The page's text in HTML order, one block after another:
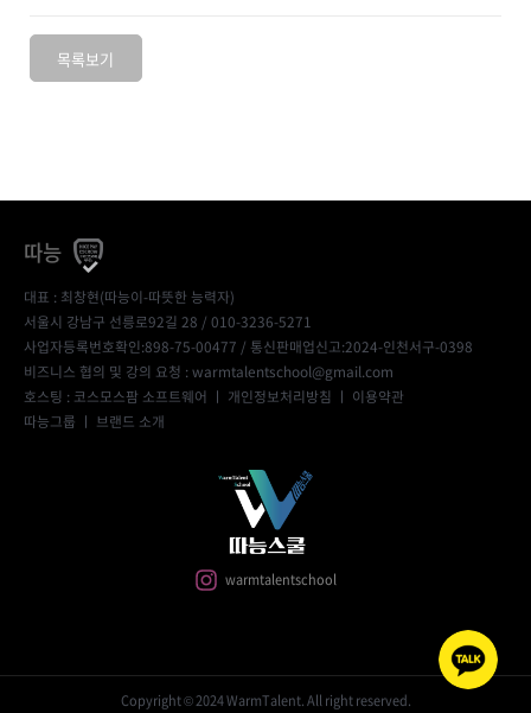
목록보기
따능
대표 : 최창현(따능이-따뜻한 능력자)
서울시 강남구 선릉로92길 28 / 010-3236-5271
사업자등록번호확인:898-75-00477 / 통신판매업신고:2024-인천서구-0398
비즈니스 협의 및 강의 요청 : warmtalentschool@gmail.com
호스팅 : 코스모스팜 소프트웨어 ㅣ 개인정보처리방침 ㅣ 이용약관
따능그룹 ㅣ 브랜드 소개
warmtalentschool
Copyright © 2024 WarmTalent. All right reserved.